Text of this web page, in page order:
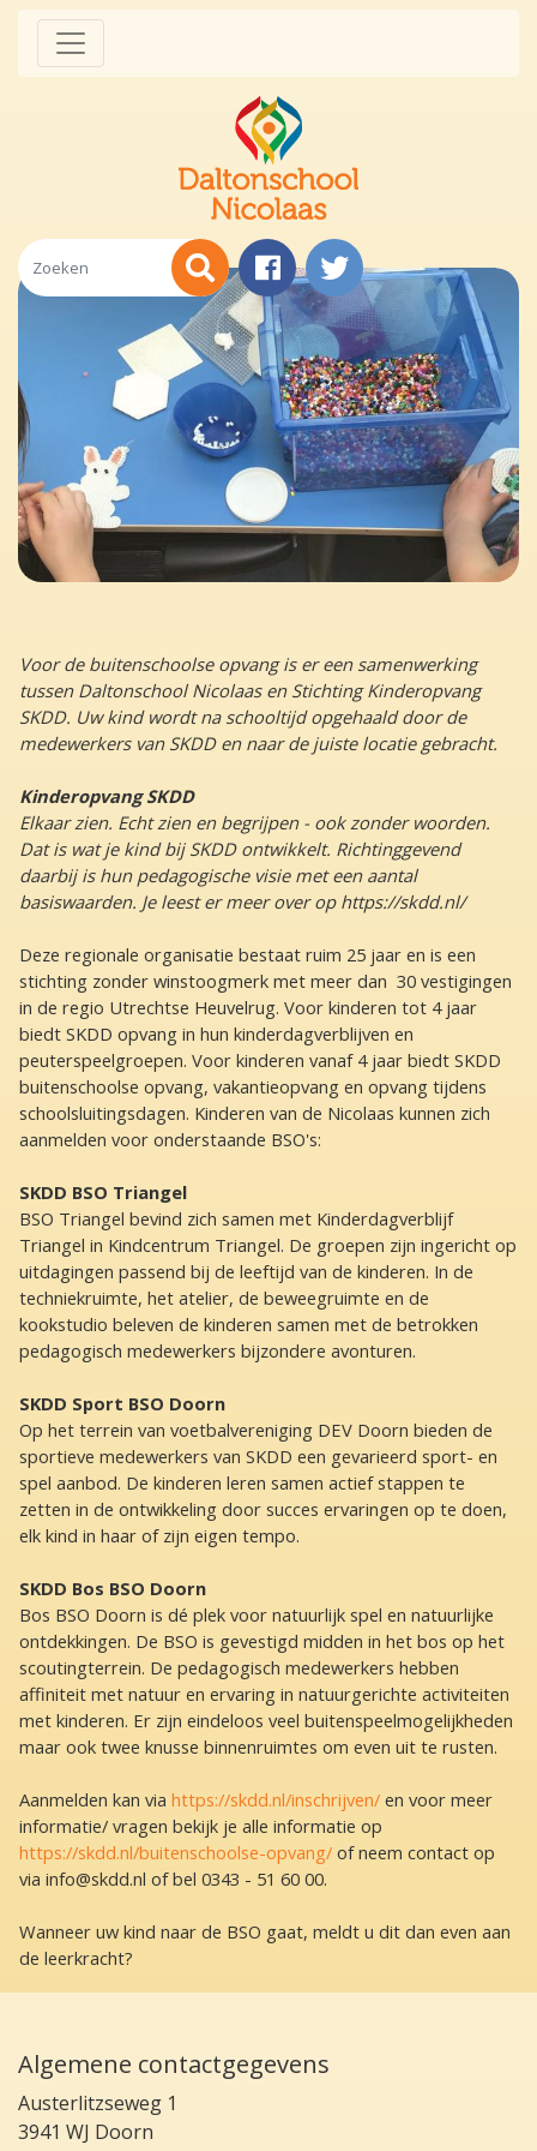
Voor de buitenschoolse opvang is er een samenwerking
tussen Daltonschool Nicolaas en Stichting Kinderopvang
SKDD. Uw kind wordt na schooltijd opgehaald door de
medewerkers van SKDD en naar de juiste locatie gebracht.
Kinderopvang SKDD
Elkaar zien. Echt zien en begrijpen - ook zonder woorden.
Dat is wat je kind bij SKDD ontwikkelt. Richtinggevend
daarbij is hun pedagogische visie met een aantal
basiswaarden. Je leest er meer over op https://skdd.nl/
Deze regionale organisatie bestaat ruim 25 jaar en is een
stichting zonder winstoogmerk met meer dan 30 vestigingen
in de regio Utrechtse Heuvelrug. Voor kinderen tot 4 jaar
biedt SKDD opvang in hun kinderdagverblijven en
peuterspeelgroepen. Voor kinderen vanaf 4 jaar biedt SKDD
buitenschoolse opvang, vakantieopvang en opvang tijdens
schoolsluitingsdagen. Kinderen van de Nicolaas kunnen zich
aanmelden voor onderstaande BSO's:
SKDD BSO Triangel
BSO Triangel bevind zich samen met Kinderdagverblijf
Triangel in Kindcentrum Triangel. De groepen zijn ingericht op
uitdagingen passend bij de leeftijd van de kinderen. In de
techniekruimte, het atelier, de beweegruimte en de
kookstudio beleven de kinderen samen met de betrokken
pedagogisch medewerkers bijzondere avonturen.
SKDD Sport BSO Doorn
Op het terrein van voetbalvereniging DEV Doorn bieden de
sportieve medewerkers van SKDD een gevarieerd sport- en
spel aanbod. De kinderen leren samen actief stappen te
zetten in de ontwikkeling door succes ervaringen op te doen,
elk kind in haar of zijn eigen tempo.
SKDD Bos BSO Doorn
Bos BSO Doorn is dé plek voor natuurlijk spel en natuurlijke
ontdekkingen. De BSO is gevestigd midden in het bos op het
scoutingterrein. De pedagogisch medewerkers hebben
affiniteit met natuur en ervaring in natuurgerichte activiteiten
met kinderen. Er zijn eindeloos veel buitenspeelmogelijkheden
maar ook twee knusse binnenruimtes om even uit te rusten.
Aanmelden kan via https://skdd.nl/inschrijven/ en voor meer
informatie/ vragen bekijk je alle informatie op
https://skdd.nl/buitenschoolse-opvang/ of neem contact op
via info@skdd.nl of bel 0343 - 51 60 00.
Wanneer uw kind naar de BSO gaat, meldt u dit dan even aan
de leerkracht?
Algemene contactgegevens
Austerlitzseweg 1
3941 WJ Doorn